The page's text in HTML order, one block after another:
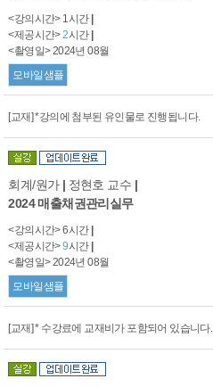
<강의시간> 1시간
<제공시간>2시간
<촬영일> 2024년 08월
모바일샘플
[교재] *강의에 첨부된 유인물로 진행됩니다.
회계/원가 | 정현호 교수 |
2024 매출채권관리실무
<강의시간> 6시간
<제공시간>9시간
<촬영일> 2024년 08월
모바일샘플
[교재] * 수강료에 교재비가 포함되어 있습니다.